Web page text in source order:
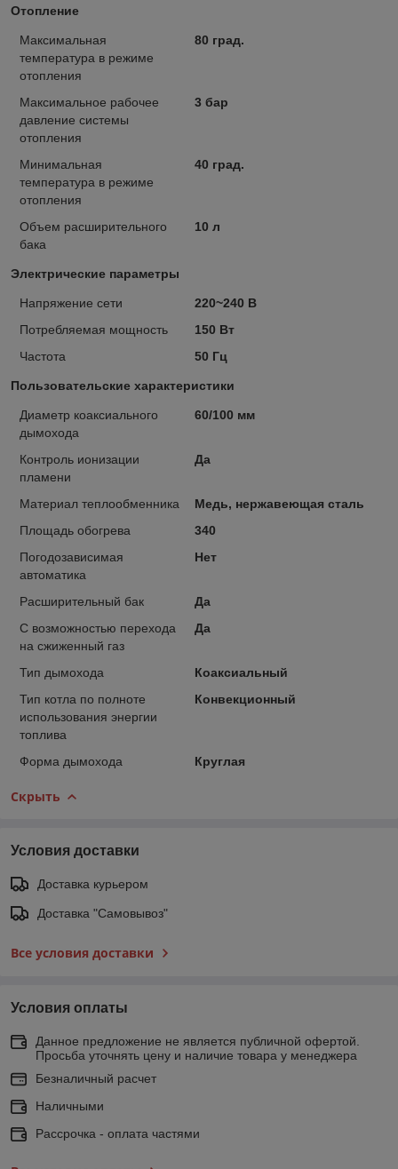
Отопление
Максимальная
температура в режиме
отопления
80 град.
Максимальное рабочее
давление системы
отопления
3 бар
Минимальная
температура в режиме
отопления
40 град.
Объем расширительного
бака
10 л
Электрические параметры
Напряжение сети
220~240 В
Потребляемая мощность
150 Вт
Частота
50 Гц
Пользовательские характеристики
Диаметр коаксиального
дымохода
60/100 мм
Контроль ионизации
пламени
Да
Материал теплообменника
Медь, нержавеющая сталь
Площадь обогрева
340
Погодозависимая
автоматика
Нет
Расширительный бак
Да
С возможностью перехода
на сжиженный газ
Да
Тип дымохода
Коаксиальный
Тип котла по полноте
использования энергии
топлива
Конвекционный
Форма дымохода Круглая
Скрыть
Условия доставки
Доставка курьером
Доставка "Самовывоз"
Все условия доставки
Условия оплаты
Данное предложение не является публичной офертой.
Просьба уточнять цену и наличие товара у менеджера
Безналичный расчет
Наличными
Рассрочка - оплата частями